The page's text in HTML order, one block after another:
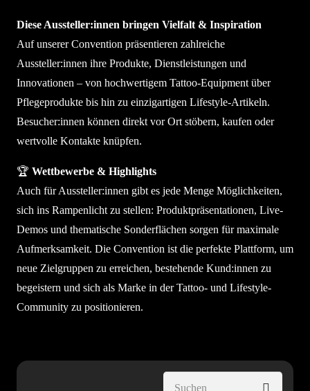
Diese Aussteller:innen bringen Vielfalt & Inspiration
Auf unserer Convention präsentieren zahlreiche
Aussteller:innen ihre Produkte, Dienstleistungen und
Innovationen – von hochwertigem Tattoo-Equipment über
Pflegeprodukte bis hin zu einzigartigen Lifestyle-Artikeln.
Besucher:innen können direkt vor Ort stöbern, kaufen oder
wertvolle Kontakte knüpfen.
🏆 Wettbewerbe & Highlights
Auch für Aussteller:innen gibt es jede Menge Möglichkeiten,
sich ins Rampenlicht zu stellen: Produktpräsentationen, Live-
Demos und thematische Sonderflächen sorgen für maximale
Aufmerksamkeit. Die Convention ist die perfekte Plattform, um
neue Zielgruppen zu erreichen, bestehende Kund:innen zu
begeistern und sich als Marke in der Tattoo- und Lifestyle-
Community zu positionieren.